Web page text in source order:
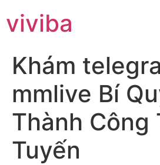
viviba
Khám
mmlive Bí
Thành Công
Tuyến